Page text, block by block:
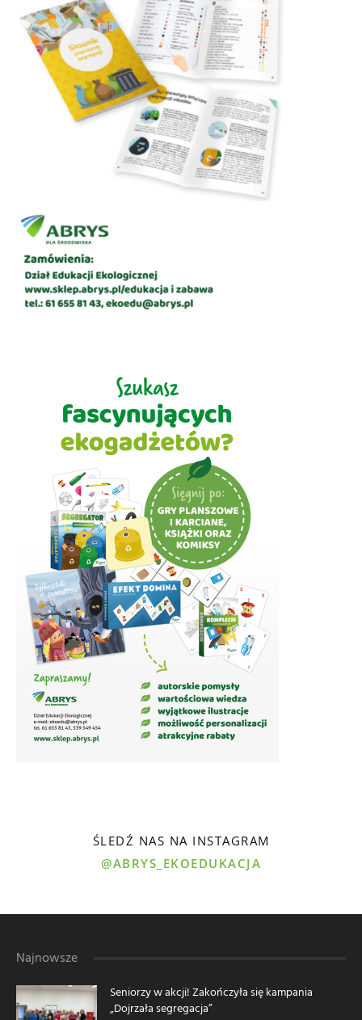
ŚLEDŹ NAS NA INSTAGRAM
@ABRYS_EKOEDUKACJA
Najnowsze
Seniorzy w akcji! Zakończyła się kampania
„Dojrzała segregacja”